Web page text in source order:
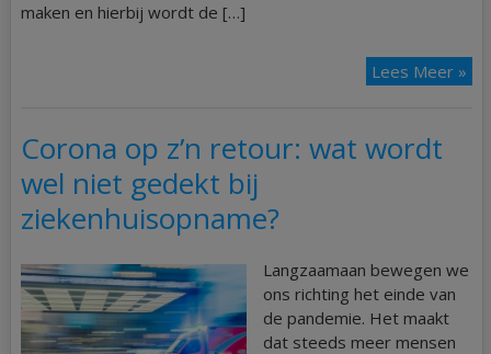
maken en hierbij wordt de […]
Lees Meer »
Corona op z’n retour: wat wordt
wel niet gedekt bij
ziekenhuisopname?
Langzaamaan bewegen we
ons richting het einde van
de pandemie. Het maakt
dat steeds meer mensen